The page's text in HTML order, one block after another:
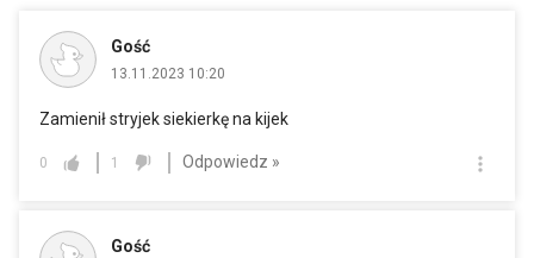
Gość
13.11.2023 10:20
Zamienił stryjek siekierkę na kijek
0 1 Odpowiedz »
Gość